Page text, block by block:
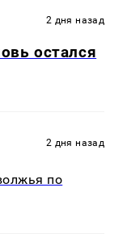
2 дня назад
остался
2 дня назад
по